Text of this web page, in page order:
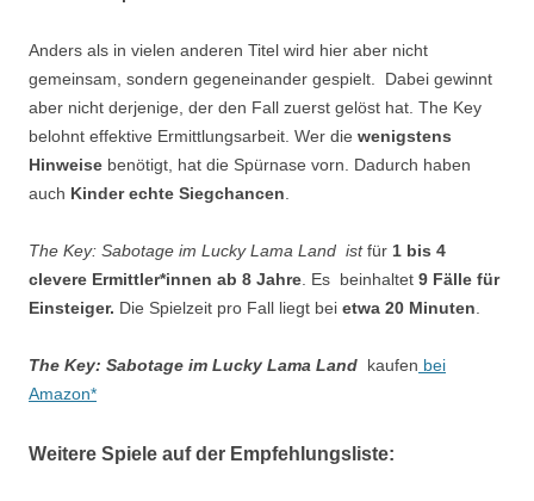
Anders als in vielen anderen Titel wird hier aber nicht
gemeinsam, sondern gegeneinander gespielt. Dabei gewinnt
aber nicht derjenige, der den Fall zuerst gelöst hat. The Key
belohnt effektive Ermittlungsarbeit. Wer die wenigstens
Hinweise benötigt, hat die Spürnase vorn. Dadurch haben
auch Kinder echte Siegchancen.
The Key: Sabotage im Lucky Lama Land istfür 1 bis 4
clevere Ermittler*innen ab 8 Jahre. Es beinhaltet 9 Fälle für
Einsteiger. Die Spielzeit pro Fall liegt bei etwa 20 Minuten.
The Key: Sabotage im Lucky Lama Land kaufen bei
Amazon*
Weitere Spiele auf der Empfehlungsliste: